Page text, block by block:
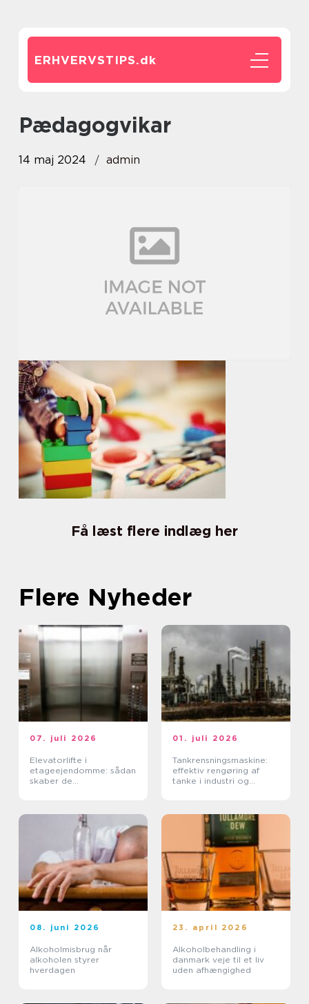
ERHVERVSTIPS.dk
pædagogvikar
14 maj 2024 admin
Få læst flere indlæg her
Flere Nyheder
07. juli 2026
Elevatorlifte i
etageejendomme: sådan
skaber de
01. juli 2026
Tankrensningsmaskine:
effektiv rengøring af
tanke i industri og
08. juni 2026
Alkoholmisbrug når
alkoholen styrer
hverdagen
23. april 2026
Alkoholbehandling i
danmark veje til et liv
uden afhængighed